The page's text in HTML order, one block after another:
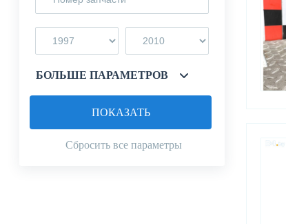
БОЛЬШЕ ПАРАМЕТРОВ
Сбросить все параметры
ПОКАЗАТЬ